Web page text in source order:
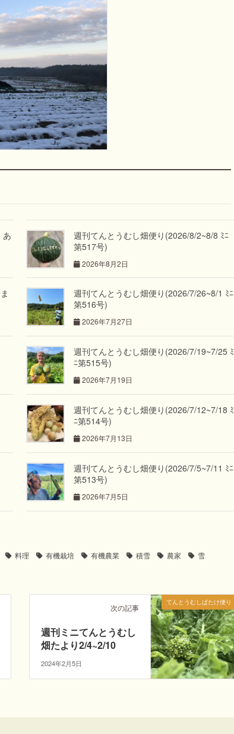
あ
週刊てんとうむし畑便り(2026/8/2~8/8 ﾐﾆ
第517号)
2026年8月2日
週刊てんとうむし畑便り(2026/7/26~8/1 ﾐﾆ
第516号)
2026年7月27日
週刊てんとうむし畑便り(2026/7/19~7/25 ﾐ
ﾆ第515号)
2026年7月19日
週刊てんとうむし畑便り(2026/7/12~7/18 ﾐ
ﾆ第514号)
2026年7月13日
週刊てんとうむし畑便り(2026/7/5~7/11 ﾐﾆ
第513号)
2026年7月5日
料理 有機栽培 有機農業 積雪 農家 雪
てんとうむしばたけ便り
次の記事
週刊ミニてんとうむし
畑たより2/4~2/10
2024年2月5日